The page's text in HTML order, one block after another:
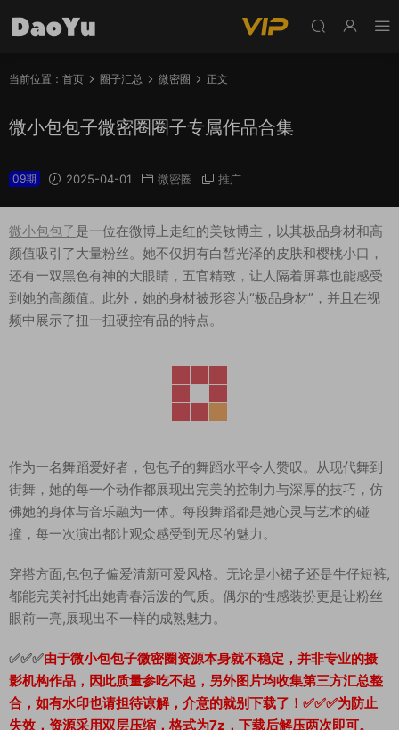
当前位置： 首页 圈子汇总 微密圈 正文
微小包包子微密圈圈子专属作品合集
09期 2025-04-01 微密圈 推广
微小包包子是一位在微博上走红的美钕博主，以其极品身材和高
颜值吸引了大量粉丝。她不仅拥有白皙光泽的皮肤和樱桃小口，
还有一双黑色有神的大眼睛，五官精致，让人隔着屏幕也能感受
到她的高颜值。此外，她的身材被形容为“极品身材”，并且在视
频中展示了扭一扭硬控有品的特点。
作为一名舞蹈爱好者，包包子的舞蹈水平令人赞叹。从现代舞到
街舞，她的每一个动作都展现出完美的控制力与深厚的技巧，仿
佛她的身体与音乐融为一体。每段舞蹈都是她心灵与艺术的碰
撞，每一次演出都让观众感受到无尽的魅力。
穿搭方面,包包子偏爱清新可爱风格。无论是小裙子还是牛仔短裤,
都能完美衬托出她青春活泼的气质。偶尔的性感装扮更是让粉丝
眼前一亮,展现出不一样的成熟魅力。
✅✅✅由于微小包包子微密圈资源本身就不稳定，并非专业的摄
影机构作品，因此质量参吃不起，另外图片均收集第三方汇总整
合，如有水印也请担待谅解，介意的就别下载了！✅✅✅为防止
失效，资源采用双层压缩，格式为7z，下载后解压两次即可。